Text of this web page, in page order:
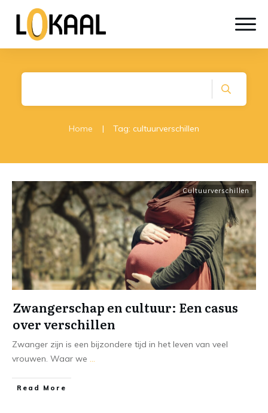
Home | Tag: cultuurverschillen
Cultuurverschillen
Zwangerschap en cultuur: Een casus
over verschillen
Zwanger zijn is een bijzondere tijd in het leven van veel
vrouwen. Waar we ...
Read More